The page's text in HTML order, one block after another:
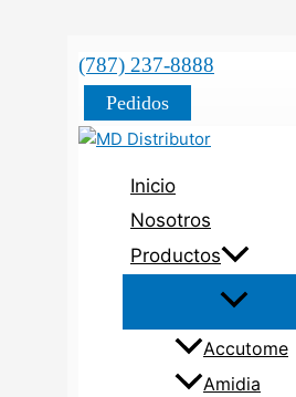
(787) 237-8888
Pedidos
Inicio
Nosotros
Productos
Accutome
Amidia